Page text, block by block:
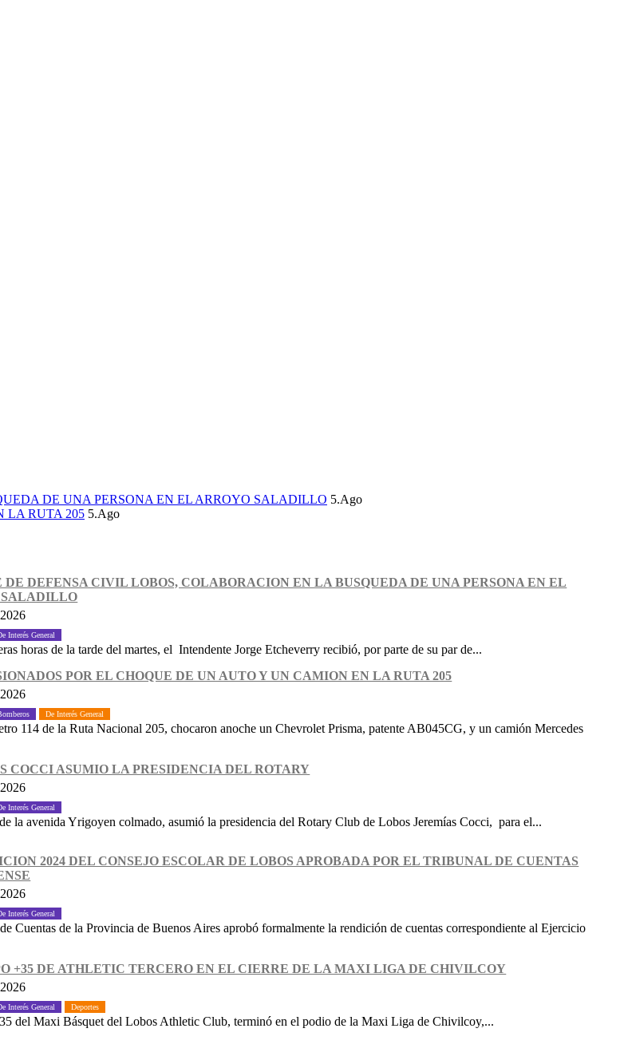
DE UNA PERSONA EN EL ARROYO SALADILLO 5.Ago
LA RUTA 205 5.Ago
DE DEFENSA CIVIL LOBOS, COLABORACION EN LA BUSQUEDA DE UNA PERSONA EN EL
SALADILLO
Interés General
horas de la tarde del martes, el Intendente Jorge Etcheverry recibió, por parte de su par de...
POR EL CHOQUE DE UN AUTO Y UN CAMION EN LA RUTA 205
De Interés General
114 de la Ruta Nacional 205, chocaron anoche un Chevrolet Prisma, patente AB045CG, y un camión Mercedes
COCCI ASUMIO LA PRESIDENCIA DEL ROTARY
Interés General
la avenida Yrigoyen colmado, asumió la presidencia del Rotary Club de Lobos Jeremías Cocci, para el...
2024 DEL CONSEJO ESCOLAR DE LOBOS APROBADA POR EL TRIBUNAL DE CUENTAS
Interés General
Cuentas de la Provincia de Buenos Aires aprobó formalmente la rendición de cuentas correspondiente al Ejercicio
+35 DE ATHLETIC TERCERO EN EL CIERRE DE LA MAXI LIGA DE CHIVILCOY
Interés General Deportes
del Maxi Básquet del Lobos Athletic Club, terminó en el podio de la Maxi Liga de Chivilcoy,...